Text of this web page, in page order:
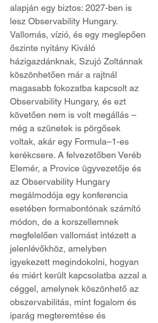
alapján egy biztos: 2027-ben is
lesz Observability Hungary.
Vallomás, vízió, és egy meglepően
őszinte nyitány Kiváló
házigazdánknak, Szujó Zoltánnak
köszönhetően már a rajtnál
magasabb fokozatba kapcsolt az
Observability Hungary, és ezt
követően nem is volt megállás –
még a szünetek is pörgősek
voltak, akár egy Formula–1-es
kerékcsere. A felvezetőben Veréb
Elemér, a Provice ügyvezetője és
az Observability Hungary
megálmodója egy konferencia
esetében formabontónak számító
módon, de a korszellemnek
megfelelően vallomást intézett a
jelenlévőkhöz, amelyben
igyekezett megindokolni, hogyan
és miért került kapcsolatba azzal a
céggel, amelynek köszönhető az
obszervabilitás, mint fogalom és
iparág megteremtése és